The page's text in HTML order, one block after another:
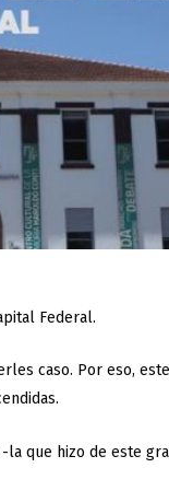
Federal.
caso. Por eso,
la que hizo de este